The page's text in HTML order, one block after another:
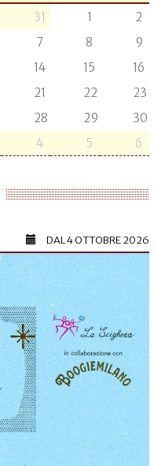
31 1
2
7 8
9
14 15
16
21 22
23
28 29
30
4 5 6
DAL4 OTTOBRE 2026